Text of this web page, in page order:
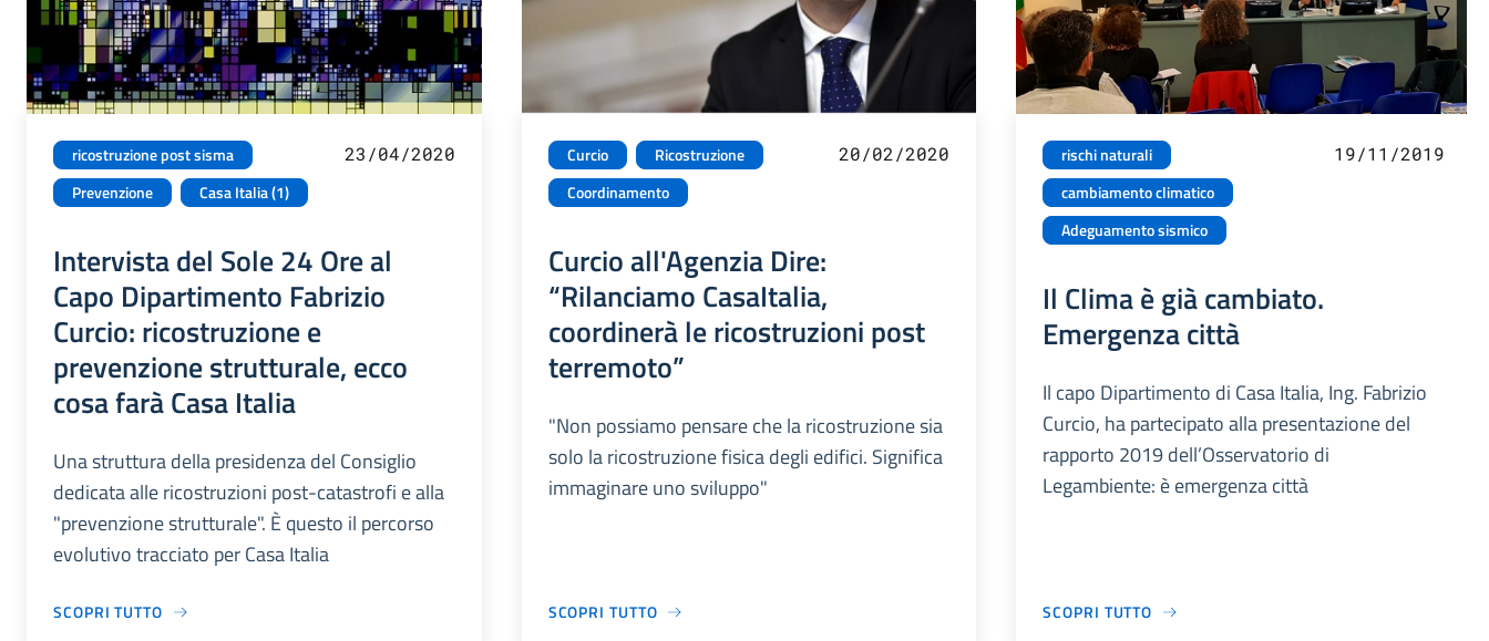
ricostruzione post sisma
Prevenzione
Casa Italia (1)
23/04/2020
Intervista del Sole 24 Ore al
Capo Dipartimento Fabrizio
Curcio: ricostruzione e
prevenzione strutturale, ecco
cosa farà Casa Italia
Una struttura della presidenza del Consiglio
dedicata alle ricostruzioni post-catastrofi e alla
"prevenzione strutturale". È questo il percorso
evolutivo tracciato per Casa Italia
SCOPRI TUTTO
Curcio
Ricostruzione
Coordinamento
20/02/2020
Curcio all'Agenzia Dire:
“Rilanciamo CasaItalia,
coordinerà le ricostruzioni post
terremoto”
"Non possiamo pensare che la ricostruzione sia
solo la ricostruzione fisica degli edifici. Significa
immaginare uno sviluppo"
SCOPRI TUTTO
rischi naturali
cambiamento climatico
Adeguamento sismico
19/11/2019
Il Clima è già cambiato.
Emergenza città
Il capo Dipartimento di Casa Italia, Ing. Fabrizio
Curcio, ha partecipato alla presentazione del
rapporto 2019 dell’Osservatorio di
Legambiente: è emergenza città
SCOPRI TUTTO